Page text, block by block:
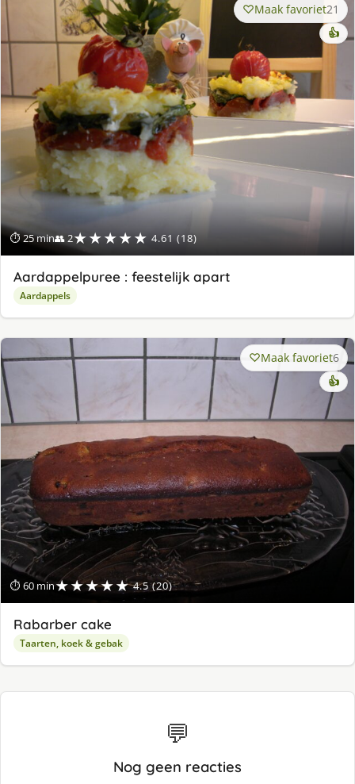
⏱ 25 min👥 2★★★★★ 4.61 (18)
Maak favoriet21
👍
Aardappelpuree : feestelijk apart
Aardappels
⏱ 60 min★★★★★ 4.5 (20)
Maak favoriet6
👍
Rabarber cake
Taarten, koek & gebak
💬
Nog geen reacties